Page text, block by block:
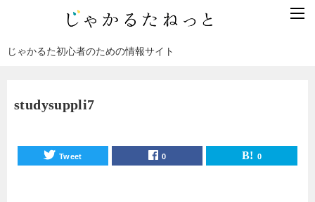
じゃかるた初心者のための情報サイト
studysuppli7
Tweet 0 0